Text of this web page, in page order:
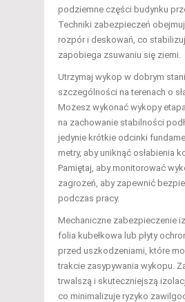
podziemne części budynku
Techniki zabezpieczeń
rozpór i deskowań, co
zapobiega zsuwaniu się ziemi.
Utrzymaj wykop w dobrym
szczególności na terenach o
Możesz wykonać wykopy
na zachowanie stabilności
jedynie krótkie odcinki
metry, aby uniknąć osłabienia
Pamiętaj, aby monitorować
zagrożeń, aby zapewnić
podczas pracy.
Mechaniczne zabezpieczenie
folia kubełkowa lub płyty
przed uszkodzeniami, które
trakcie zasypywania wykopu.
trwalszą i skuteczniejszą
co minimalizuje ryzyko